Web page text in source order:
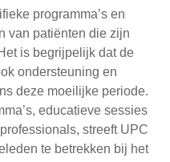
programma’s en
van patiënten die zijn
is begrijpelijk dat de
ondersteuning en
deze moeilijke periode.
educatieve sessies
streeft UPC
te betrekken bij het